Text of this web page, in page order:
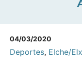
04/03/2020
Deportes, Elche/Elx